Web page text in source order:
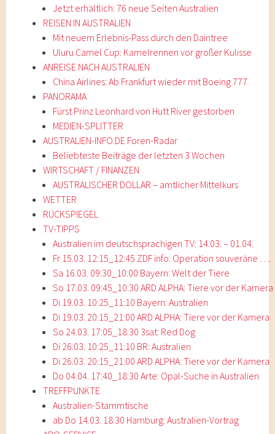
Jetzt erhältlich: 76 neue Seiten Australien
REISEN IN AUSTRALIEN
Mit neuem Erlebnis-Pass durch den Daintree
Uluru Camel Cup: Kamelrennen vor großer Kulisse
ANREISE NACH AUSTRALIEN
China Airlines: Ab Frankfurt wieder mit Boeing 777
PANORAMA
Fürst Prinz Leonhard von Hutt River gestorben
MEDIEN-SPLITTER
AUSTRALIEN-INFO.DE Foren-Radar
Beliebteste Beiträge der letzten 3 Wochen
WIRTSCHAFT / FINANZEN
AUSTRALISCHER DOLLAR – amtlicher Mittelkurs
WETTER
RÜCKSPIEGEL
TV-TIPPS
Australien im deutschsprachigen TV: 14.03. – 01.04.
Fr 15.03. 12:15_12:45 ZDF info: Operation souveräne ….
Sa 16.03. 09:30_10:00 Bayern: Welt der Tiere
So 17.03. 09:45_10:30 ARD ALPHA: Tiere vor der Kamera
Di 19.03. 10:25_11:10 Bayern: Australien
Di 19.03. 20:15_21:00 ARD ALPHA: Tiere vor der Kamera
So 24.03. 17:05_18:30 3sat: Red Dog
Di 26.03. 10:25_11:10 BR: Australien
Di 26.03. 20:15_21:00 ARD ALPHA: Tiere vor der Kamera
Do 04.04. 17:40_18:30 Arte: Opal-Suche in Australien
TREFFPUNKTE
Australien-Stammtische
ab Do 14.03. 18:30 Hamburg: Australien-Vortrag